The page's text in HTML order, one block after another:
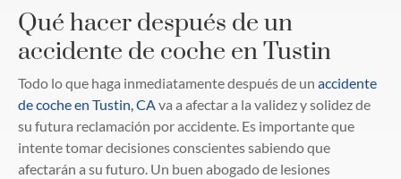
Qué hacer después de un
accidente de coche en Tustin
Todo lo que haga inmediatamente después de un accidente
de coche en Tustin, CAva a afectar a la validez y solidez de
su futura reclamación por accidente. Es importante que
intente tomar decisiones conscientes sabiendo que
afectarán a su futuro. Un buen abogado de lesiones